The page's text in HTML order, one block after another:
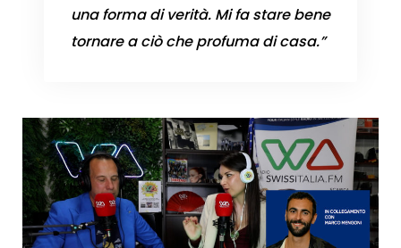
una forma di verità. Mi fa stare bene
tornare a ciò che profuma di casa.”